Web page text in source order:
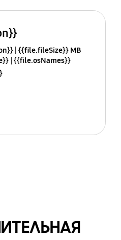
{{file.fileSize}} MB
{{file.osNames}}